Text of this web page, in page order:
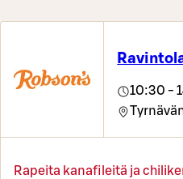
10:30 -
Rapeita kanafileitä ja